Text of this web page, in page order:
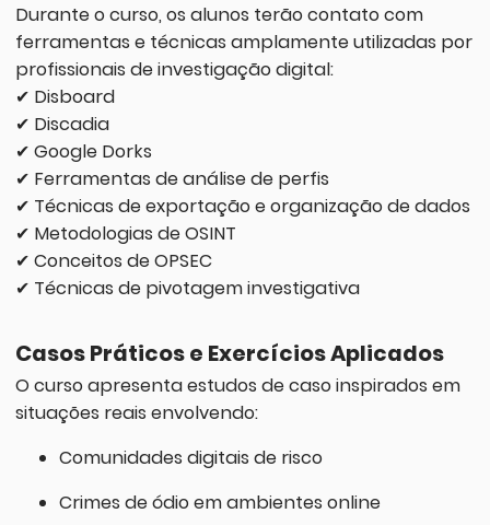
Durante o curso, os alunos terão contato com
ferramentas e técnicas amplamente utilizadas por
profissionais de investigação digital:
✔ Disboard
✔ Discadia
✔ Google Dorks
✔ Ferramentas de análise de perfis
✔ Técnicas de exportação e organização de dados
✔ Metodologias de OSINT
✔ Conceitos de OPSEC
✔ Técnicas de pivotagem investigativa
Casos Práticos e Exercícios Aplicados
O curso apresenta estudos de caso inspirados em
situações reais envolvendo:
Comunidades digitais de risco
Crimes de ódio em ambientes online